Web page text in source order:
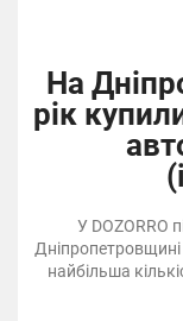
На
рік
У DOZORRO
найбільша